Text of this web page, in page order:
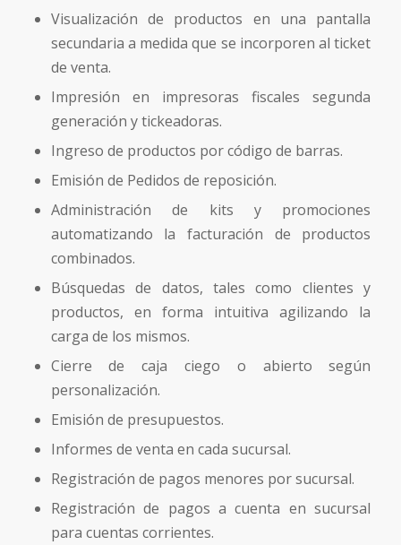
Visualización de productos en una pantalla
secundaria a medida que se incorporen al ticket
de venta.
Impresión en impresoras fiscales segunda
generación y tickeadoras.
Ingreso de productos por código de barras.
Emisión de Pedidos de reposición.
Administración de kits y promociones
automatizando la facturación de productos
combinados.
Búsquedas de datos, tales como clientes y
productos, en forma intuitiva agilizando la
carga de los mismos.
Cierre de caja ciego o abierto según
personalización.
Emisión de presupuestos.
Informes de venta en cada sucursal.
Registración de pagos menores por sucursal.
Registración de pagos a cuenta en sucursal
para cuentas corrientes.